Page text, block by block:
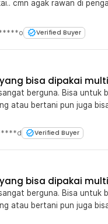
Anda dapatkan untuk
BOLLFO Kacamata
- MT-04
cmn agak rawan di
Verified Buyer
bisa dipakai
berguna. Bisa untuk
atau bertani pun juga
dan sangat awet.
bahannya kurang kuat.
Verified Buyer
bisa dipakai
berguna. Bisa untuk
atau bertani pun juga
dan sangat awet.